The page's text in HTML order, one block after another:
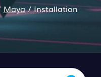
Maya/Installation